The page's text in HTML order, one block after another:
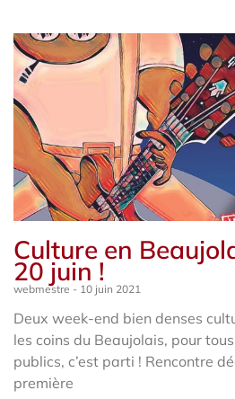
Culture en
20 juin !
webmestre 10 juin 2021
Deux week-end bien denses
les coins du Beaujolais, pour
publics, c’est parti ! Rencontre
première